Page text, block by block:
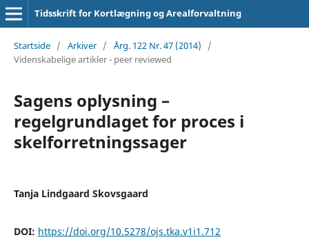
Tidsskrift for Kortlægning og Arealforvaltning
Startside / Arkiver / Årg. 122 Nr. 47 (2014)
/
Videnskabelige artikler - peer reviewed
Sagens oplysning –
regelgrundlaget for proces i
skelforretningssager
Tanja Lindgaard Skovsgaard
DOI: https://doi.org/10.5278/ojs.tka.v1i1.712